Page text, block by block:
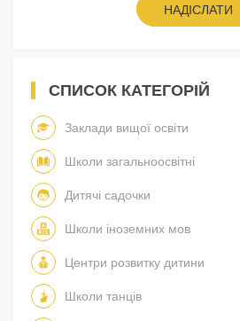
НАДІСЛАТИ
СПИСОК КАТЕГОРІЙ
Заклади вищої освіти
Школи загальноосвітні
Дитячі садочки
Школи іноземних мов
Центри розвитку дитини
Школи танців